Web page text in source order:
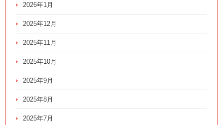
2026年1月
2025年12月
2025年11月
2025年10月
2025年9月
2025年8月
2025年7月